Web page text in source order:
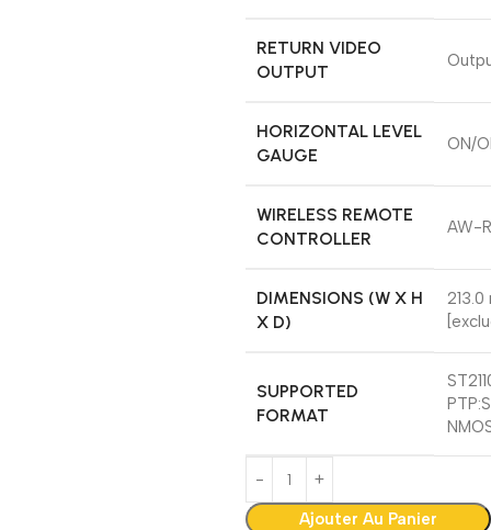
RETURN VIDEO
OUTPUT
HORIZONTAL LEVEL
GAUGE
ON/
WIRELESS REMOTE
CONTROLLER
AW-
DIMENSIONS (W X H
X D)
SUPPORTED
FORMAT
Ajouter Au Panier